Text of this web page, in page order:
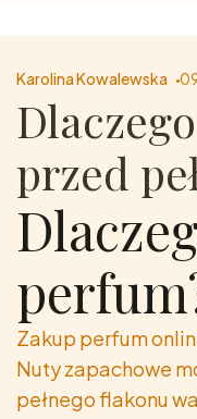
Karolina Kowalewska
przed
Zakup perfum
Nuty zapachowe
pełnego flakonu